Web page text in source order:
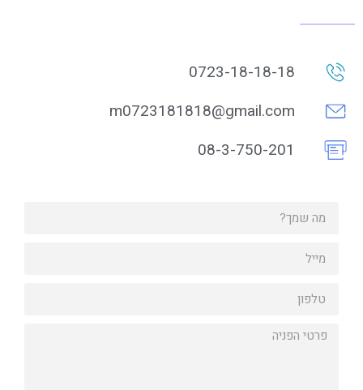
0723-18-18-18
m0723181818@gmail.com
08-3-750-201